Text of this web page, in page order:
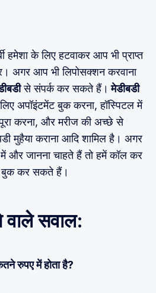
हमेशा के लिए हटवाकर आप भी प्राप्त
अगर आप भी लिपोसक्शन करवाना
से संपर्क कर सकते हैं। मेडीबडी
अपॉइंटमेंट बुक करना, हॉस्पिटल में
करना, और मरीज की अच्छे से
मुहैया कराना आदि शामिल है। अगर
और जानना चाहते हैं तो हमें कॉल कर
बुक कर सकते हैं।
सवाल:
रुपए में होता है?